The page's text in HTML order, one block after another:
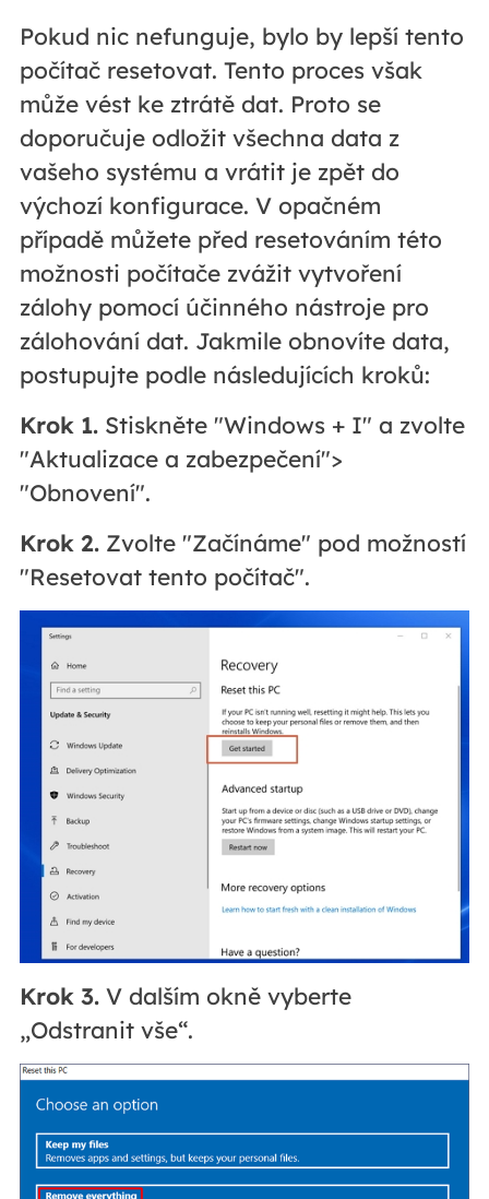
Pokud nic nefunguje, bylo by lepší tento
počítač resetovat. Tento proces však
může vést ke ztrátě dat. Proto se
doporučuje odložit všechna data z
vašeho systému a vrátit je zpět do
výchozí konfigurace. V opačném
případě můžete před resetováním této
možnosti počítače zvážit vytvoření
zálohy pomocí účinného nástroje pro
zálohování dat. Jakmile obnovíte data,
postupujte podle následujících kroků:
Krok 1.Stiskněte "Windows + I" a zvolte
"Aktualizace a zabezpečení">
"Obnovení".
Krok 2.Zvolte "Začínáme" pod možností
"Resetovat tento počítač".
Krok 3.V dalším okně vyberte
„Odstranit vše“.